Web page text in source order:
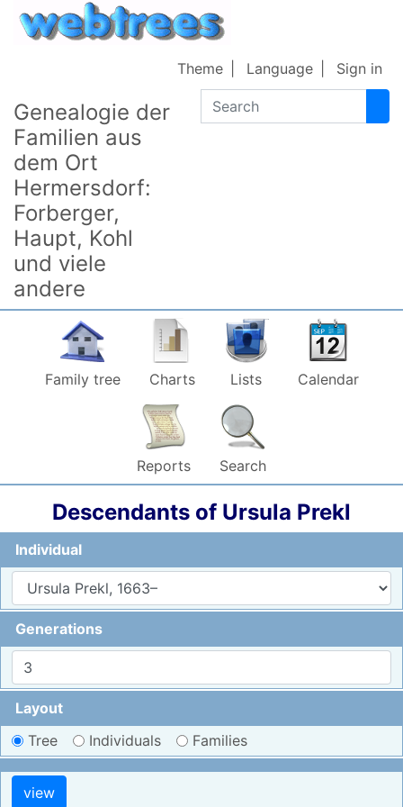
Skip to content
Genealogie der
Familien aus
dem Ort
Hermersdorf:
Forberger,
Haupt, Kohl
und viele
andere
Search
Theme Language Sign in
Family tree Charts Lists Calendar
Reports Search
Descendants of Ursula Prekl
Individual
Generations
Layout
Tree
Individuals Families